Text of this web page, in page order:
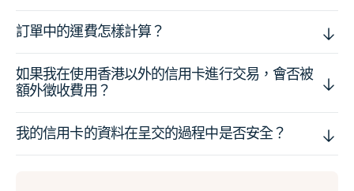
訂單中的運費怎樣計算？
如果我在使用香港以外的信用卡進行交易，會否被
額外徵收費用？
我的信用卡的資料在呈交的過程中是否安全？